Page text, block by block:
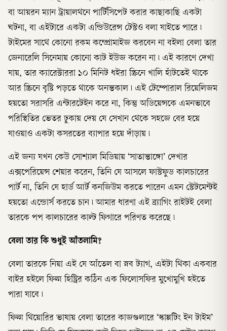
বা আয়রন ম্যান ট্রায়ালথনে পার্টিসিপেট করার কাছাকাছি একটা
ঘটনা, বা এইটারে একটা এন্ডিউরেন্স টেস্টও বলা যাইতে পারে ৷
টাইমের সাথে কোনো রকম কম্প্রোমাইজ করবেন না বইলা বেলা তার
জেনারেলি সিনেমায় কোনো কাট ইউজ করেন না ৷ এই কারণে দেখা
যায়, তার ক্যারেক্টাররা ১০ মিনিট ধইরা স্ক্রিনে খালি হাঁটতেই থাকে
আর স্ক্রিনে বৃষ্টি পড়তে থাকে অনন্তকাল ৷ এই টেম্পোরাল রিয়েলিজম
হয়তো সরাসরি এন্টারটেইন করে না, কিন্তু অডিয়েন্সকে এমনভাবে
পরিস্থিতির ভেতর ঢুকায় দেয় যে সেখান থেকে সহজে বের হয়ে
যাওয়াও একটা কসরতের ব্যাপার হয়ে দাঁড়ায় ৷
এই জন্য যখন কেউ সোশ্যাল মিডিয়ায় ‘সাতান্তাঙ্গো’ দেখার
এক্সপেরিয়েন্স শেয়ার করেন, তিনি যে আসলে ফাস্টফুড কালচারের
পার্ট না, তিনি যে হার্ড আর্ট কনজিউম করতে পারেন এমন স্টেটমেন্টই
হয়তো এন্ডোর্স করতে চান ৷ আমার ধারণা এই ব্র্যাগিং রাইটই বেলা
তারকে পপ কালচারের কাল্ট ফিগারে পরিণত করেছে ৷
বেলা তার কি শুধুই আঁতলামি?
বেলা তারকে নিয়া এই যে আঁতেল বা স্নব ট্যাগ, এইটা থিকা একবার
বাইর হইলে ফিল্ম হিস্ট্রির কঠিন এক ফিলোসফির মুখোমুখি হইতে
পারা যাবে ৷
ফিল্ম থিয়োরির ভাষায় বেলা তারের কাজগুলারে ‘স্কাল্পটিং ইন টাইম’